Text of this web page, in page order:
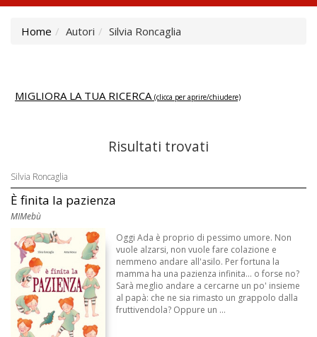
Home Autori Silvia Roncaglia
MIGLIORA LA TUA RICERCA (clicca per aprire/chiudere)
Risultati trovati
Silvia Roncaglia
È finita la pazienza
MIMebù
Oggi Ada è proprio di pessimo umore. Non
vuole alzarsi, non vuole fare colazione e
nemmeno andare all'asilo. Per fortuna la
mamma ha una pazienza infinita... o forse no?
Sarà meglio andare a cercarne un po' insieme
al papà: che ne sia rimasto un grappolo dalla
fruttivendola? Oppure un ...